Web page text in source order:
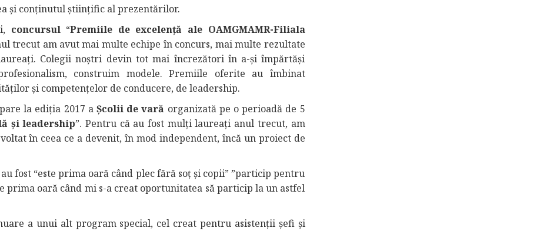
şi conţinutul științific al prezentărilor.
concursul “Premiile de excelenţă ale OAMGMAMR-Filiala
trecut am avut mai multe echipe în concurs, mai multe rezultate
Colegii noştri devin tot mai încrezători în a-şi împărtăşi
construim modele. Premiile oferite au îmbinat
și competențelor de conducere, de leadership.
la ediția 2017 aȘcolii de vară organizată pe o perioadă de 5
și leadership”. Pentru că au fost mulți laureați anul trecut, am
în ceea ce a devenit, în mod independent, încă un proiect de
fost “este prima oară când plec fără soţ şi copii” ”particip pentru
prima oară când mi s-a creat oportunitatea să particip la un astfel
a unui alt program special, cel creat pentru asistenţii şefi și